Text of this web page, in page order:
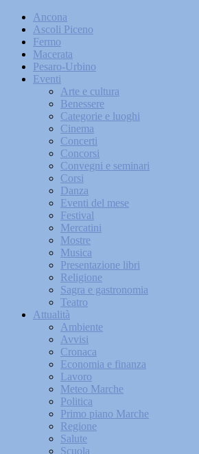
Ancona
Ascoli Piceno
Fermo
Macerata
Pesaro-Urbino
Eventi
Arte e cultura
Benessere
Categorie e luoghi
Cinema
Concerti
Concorsi
Convegni e seminari
Corsi
Danza
Eventi del mese
Festival
Mercatini
Mostre
Musica
Presentazione libri
Religione
Sagra e gastronomia
Teatro
Attualità
Ambiente
Avvisi
Cronaca
Economia e finanza
Lavoro
Meteo Marche
Politica
Primo piano Marche
Regione
Salute
Scuola